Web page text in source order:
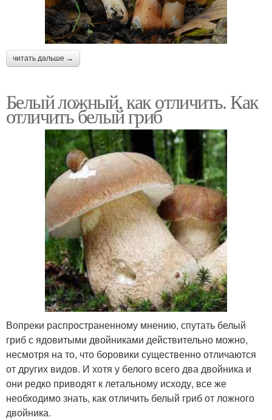
читать дальше →
Белый ложный, как отличить. Как
отличить белый гриб
Вопреки распространенному мнению, спутать белый
гриб с ядовитыми двойниками действительно можно,
несмотря на то, что боровики существенно отличаются
от других видов. И хотя у белого всего два двойника и
они редко приводят к летальному исходу, все же
необходимо знать, как отличить белый гриб от ложного
двойника.